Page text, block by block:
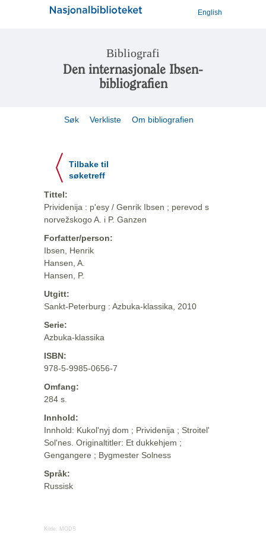
English
Bibliografi
Den internasjonale Ibsen-
bibliografien
Søk Verkliste Om bibliografien
Tilbake til
søketreff
Tittel:
Prividenija : p'esy / Genrik Ibsen ; perevod s
norvežskogo A. i P. Ganzen
Forfatter/person:
Ibsen, Henrik
Hansen, A.
Hansen, P.
Utgitt:
Sankt-Peterburg : Azbuka-klassika, 2010
Serie:
Azbuka-klassika
ISBN:
978-5-9985-0656-7
Omfang:
284 s.
Innhold:
Innhold: Kukol'nyj dom ; Prividenija ; Stroitel'
Sol'nes. Originaltitler: Et dukkehjem ;
Gengangere ; Bygmester Solness
Språk:
Russisk
Kilde: MODS